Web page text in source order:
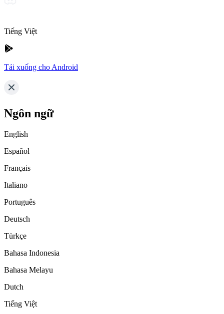
Tiếng Việt
Tải xuống cho Android
Ngôn ngữ
English
Español
Français
Italiano
Português
Deutsch
Türkçe
Bahasa Indonesia
Bahasa Melayu
Dutch
Tiếng Việt